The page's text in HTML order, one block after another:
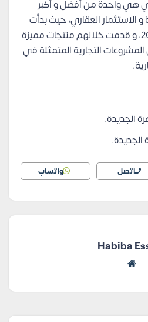
هي واحدة من أفضل و أكبر
الاستثمار العقاري، حيث بدأت
الشركة عملها منذ عام 2007، و قدمت خلالهم منتجات مميزة
التجارية المتمثلة في
الجديدة.
اتصل واتساب
Habiba